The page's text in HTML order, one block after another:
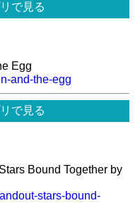
で見る
Egg
and-the-egg
で見る
Bound Together by
stars-bound-